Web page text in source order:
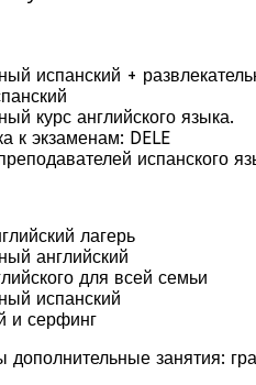
испанский +
курс английского языка.
к экзаменам: DELE
испанского
лагерь
английский
для всей семьи
испанский
и серфинг
дополнительные занятия: